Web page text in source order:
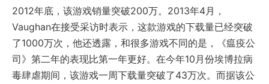
2012年底，该游戏销量突破200万。2013年4月，
Vaughan在接受采访时表示，这款游戏的下载量已经突破
了1000万次，他还透露，和很多游戏不同的是，《瘟疫公
司》第二年的表现比第一年更好。在今年10月份埃博拉病
毒肆虐期间，该游戏一周下载量突破了43万次。而据该公